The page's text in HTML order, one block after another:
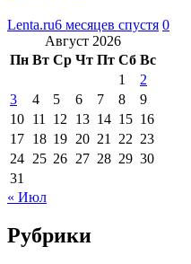
Lenta.ru6 месяцев спустя 0
Август 2026
Пн Вт Ср Чт Пт Сб Вс
1
2
3
4 5 6 7 8
9
10 11 12 13 14 15 16
17 18 19 20 21 22 23
24 25 26 27 28 29 30
31
« Июл
Рубрики